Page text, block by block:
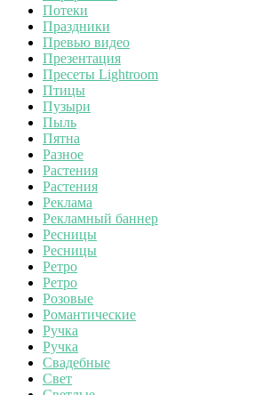
Потеки
Праздники
Превью видео
Презентация
Пресеты Lightroom
Птицы
Пузыри
Пыль
Пятна
Разное
Растения
Растения
Реклама
Рекламный баннер
Ресницы
Ресницы
Ретро
Ретро
Розовые
Романтические
Ручка
Ручка
Свадебные
Свет